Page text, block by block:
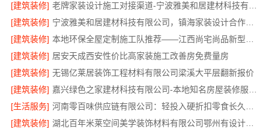
[建筑装修]
[建筑装修]
宁波雅美和居建材科技有限公司，镇海家装设计合作联系
[建筑装修]
[建筑装修] 居安天成西安性价比高家装施工改善房免费量房
[建筑装修] 无锡亿莱居装饰工程材料有限公司梁溪大平层翻新报价
[建筑装修]
[生活服务]
[建筑装修]
湖北百年米莱空间美学装饰材料有限公司鄂州有设计感装修公司实景案例